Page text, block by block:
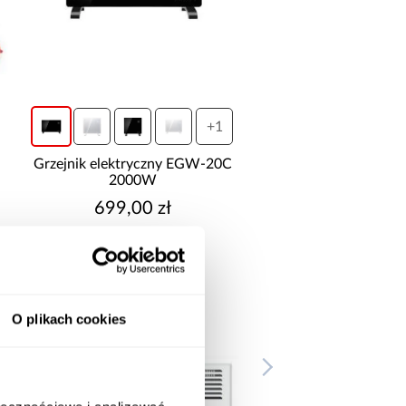
O plikach cookies
+1
Grzejnik elektryczny EGW-20C
2000W
699,00 zł